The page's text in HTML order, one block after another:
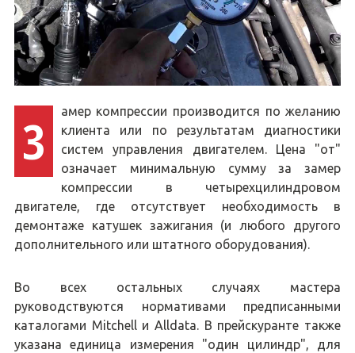
З
амер компрессии производится по желанию
клиента или по результатам диагностики
систем управления двигателем. Цена "от"
означает минимальную сумму за замер
компрессии в четырехцилиндровом
двигателе, где отсутствует необходимость в
демонтаже катушек зажигания (и любого другого
дополнительного или штатного оборудования).
Во всех остальных случаях мастера
руководствуются нормативами предписанными
каталогами Mitchell и Alldata. В прейскуранте также
указана единица измерения "один цилиндр", для